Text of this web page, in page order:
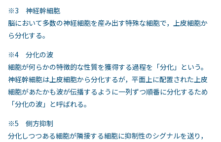
※3 神経幹細胞
脳において多数の神経細胞を産み出す特殊な細胞で，上皮細胞か
ら分化する。
※4 分化の波
細胞が何らかの特徴的な性質を獲得する過程を「分化」という。
神経幹細胞は上皮細胞から分化するが，平面上に配置された上皮
細胞があたかも波が伝播するように一列ずつ順番に分化するため
「分化の波」と呼ばれる。
※5 側方抑制
分化しつつある細胞が隣接する細胞に抑制性のシグナルを送り，